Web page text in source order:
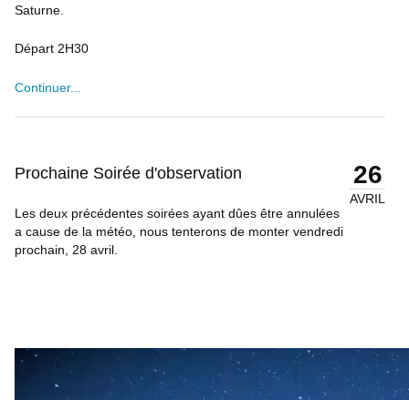
Saturne.
Départ 2H30
Continuer...
26
AVRIL
Prochaine Soirée d'observation
Les deux précédentes soirées ayant dûes être annulées
a cause de la météo, nous tenterons de monter vendredi
prochain, 28 avril.